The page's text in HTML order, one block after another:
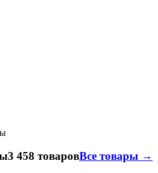
3 458 товаровВсе товары →